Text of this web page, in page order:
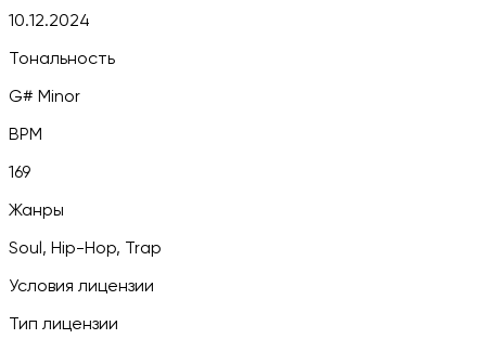
10.12.2024
Тональность
G# Minor
BPM
169
Жанры
Soul, Hip-Hop, Trap
Условия лицензии
Тип лицензии